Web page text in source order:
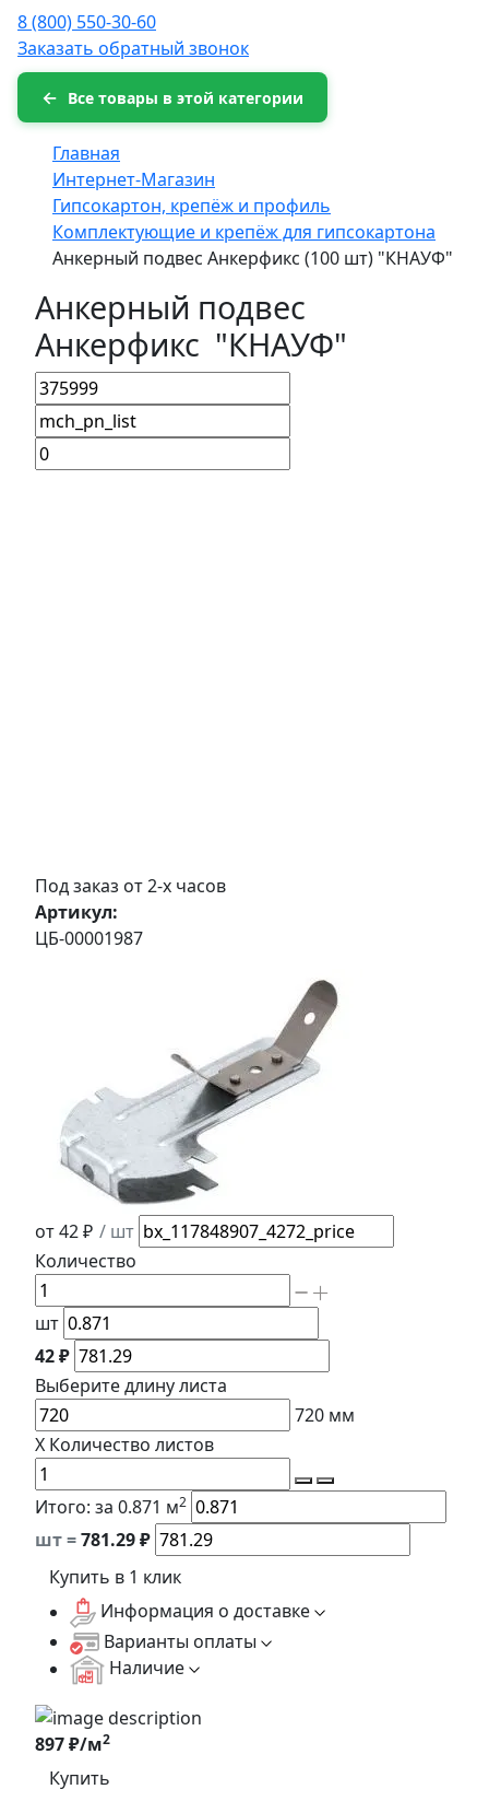
8 (800) 550-30-60
Заказать обратный звонок
Все товары в этой категории
Главная
Интернет-Магазин
Гипсокартон, крепёж и профиль
Комплектующие и крепёж для гипсокартона
Анкерный подвес Анкерфикс (100 шт) "КНАУФ"
Анкерный подвес
Анкерфикс "КНАУФ"
Под заказ от 2-х часов
Артикул:
ЦБ-00001987
от 42 ₽ / шт
Количество
шт
42 ₽
Выберите длинулиста
720 мм
X Количество листов
Итого: за 0.871 м2
шт =781.29₽
Купить в 1 клик
Информация о доставке
Варианты оплаты
Наличие
897 ₽/м2
Купить